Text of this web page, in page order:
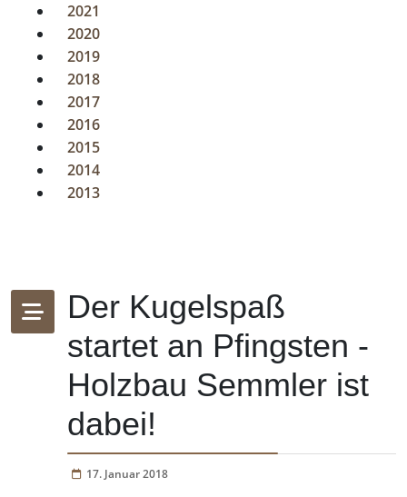
2021
2020
2019
2018
2017
2016
2015
2014
2013
Der Kugelspaß
startet an Pfingsten -
Holzbau Semmler ist
dabei!
17. Januar 2018